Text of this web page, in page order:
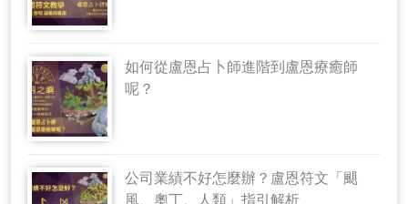
如何從盧恩占卜師進階到盧恩療癒師
呢？
公司業績不好怎麼辦？盧恩符文「颶
風、奧丁、人類」指引解析